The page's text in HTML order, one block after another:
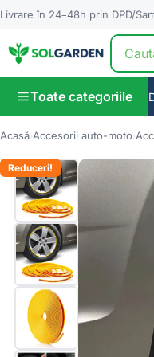
Livrare în 24–48h prin DPD/
Toate categoriile
Acasă Accesorii auto-moto
Reduceri!